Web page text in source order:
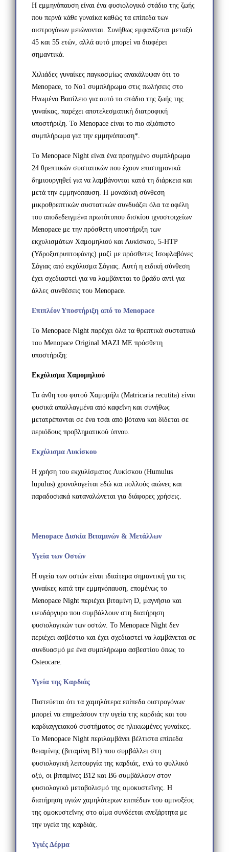
Η εμμηνόπαυση είναι ένα φυσιολογικό στάδιο της ζωής
που περνά κάθε γυναίκα καθώς τα επίπεδα των
οιστρογόνων μειώνονται. Συνήθως εμφανίζεται μεταξύ
45 και 55 ετών, αλλά αυτό μπορεί να διαφέρει
σημαντικά.
Χιλιάδες γυναίκες παγκοσμίως ανακάλυψαν ότι το
Menopace, το Νο1 συμπλήρωμα στις πωλήσεις στο
Ηνωμένο Βασίλειο για αυτό το στάδιο της ζωής της
γυναίκας, παρέχει αποτελεσματική διατροφική
υποστήριξη. Το Menopace είναι το πιο αξιόπιστο
συμπλήρωμα για την εμμηνόπαυση*.
Το Menopace Night είναι ένα προηγμένο συμπλήρωμα
24 θρεπτικών συστατικών που έχουν επιστημονικά
δημιουργηθεί για να λαμβάνονται κατά τη διάρκεια και
μετά την εμμηνόπαυση. Η μοναδική σύνθεση
μικροθρεπτικών συστατικών συνδυάζει όλα τα οφέλη
του αποδεδειγμένα πρωτότυπου δισκίου ιχνοστοιχείων
Menopace με την πρόσθετη υποστήριξη των
εκχυλισμάτων Χαμομηλιού και Λυκίσκου, 5-HTP
(Υδροξυτρυπτοφάνης) μαζί με πρόσθετες Ισοφλαβόνες
Σόγιας από εκχύλισμα Σόγιας. Αυτή η ειδική σύνθεση
έχει σχεδιαστεί για να λαμβάνεται το βράδυ αντί για
άλλες συνθέσεις του Menopace.
Επιπλέον Υποστήριξη από το Menopace
Το Menopace Night παρέχει όλα τα θρεπτικά συστατικά
του Menopace Original ΜΑΖΙ ΜΕ πρόσθετη
υποστήριξη:
Εκχύλισμα Χαμομηλιού
Τα άνθη του φυτού Χαμομήλι (Matricaria recutita) είναι
φυσικά απαλλαγμένα από καφεΐνη και συνήθως
μετατρέπονται σε ένα τσάι από βότανα και δίδεται σε
περιόδους προβληματικού ύπνου.
Εκχύλισμα Λυκίσκου
Η χρήση του εκχυλίσματος Λυκίσκου (Humulus
lupulus) χρονολογείται εδώ και πολλούς αιώνες και
παραδοσιακά καταναλώνεται για διάφορες χρήσεις.
Menopace Δισκία Βιταμινών & Μετάλλων
Υγεία των Οστών
Η υγεία των οστών είναι ιδιαίτερα σημαντική για τις
γυναίκες κατά την εμμηνόπαυση, επομένως το
Menopace Night περιέχει βιταμίνη D, μαγνήσιο και
ψευδάργυρο που συμβάλλουν στη διατήρηση
φυσιολογικών των οστών. Το Menopace Night δεν
περιέχει ασβέστιο και έχει σχεδιαστεί να λαμβάνεται σε
συνδυασμό με ένα συμπλήρωμα ασβεστίου όπως το
Osteocare.
Υγεία της Καρδιάς
Πιστεύεται ότι τα χαμηλότερα επίπεδα οιστρογόνων
μπορεί να επηρεάσουν την υγεία της καρδιάς και του
καρδιαγγειακού συστήματος σε ηλικιωμένες γυναίκες.
Το Menopace Night περιλαμβάνει βέλτιστα επίπεδα
θειαμίνης (βιταμίνη Β1) που συμβάλλει στη
φυσιολογική λειτουργία της καρδιάς, ενώ το φυλλικό
οξύ, οι βιταμίνες Β12 και Β6 συμβάλλουν στον
φυσιολογικό μεταβολισμό της ομοκυστεΐνης. Η
διατήρηση υγιών χαμηλότερων επιπέδων του αμινοξέος
της ομοκυστεΐνης στο αίμα συνδέεται ανεξάρτητα με
την υγεία της καρδιάς.
Υγιές Δέρμα